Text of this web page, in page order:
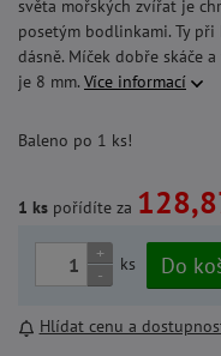
světa mořských zvířat je
posetým bodlinkami. Ty
dásně. Míček dobře skáče
je 8 mm. Více informací
Baleno po 1 ks!
1 ks pořídíte za
+
-
ks Do
Hlídat cenu a